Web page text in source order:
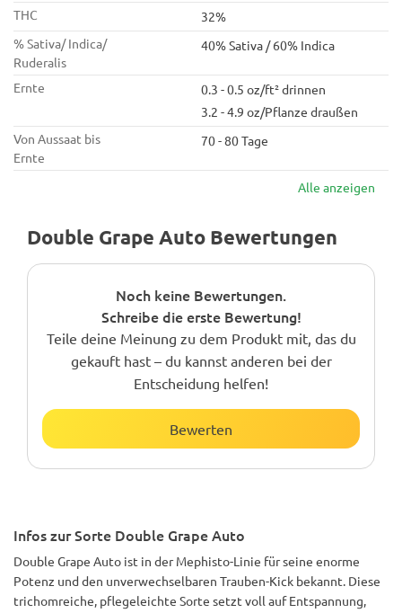
THC
32%
% Sativa/ Indica/
Ruderalis
40% Sativa / 60% Indica
Ernte
0.3 - 0.5 oz/ft² drinnen
3.2 - 4.9 oz/Pflanze draußen
Von Aussaat bis
Ernte
70 - 80 Tage
Alle anzeigen
Double Grape Auto Bewertungen
Noch keine Bewertungen.
Schreibe die erste Bewertung!
Teile deine Meinung zu dem Produkt mit, das du
gekauft hast – du kannst anderen bei der
Entscheidung helfen!
Bewerten
Infos zur Sorte Double Grape Auto
Double Grape Auto ist in der Mephisto-Linie für seine enorme
Potenz und den unverwechselbaren Trauben-Kick bekannt. Diese
trichomreiche, pflegeleichte Sorte setzt voll auf Entspannung,